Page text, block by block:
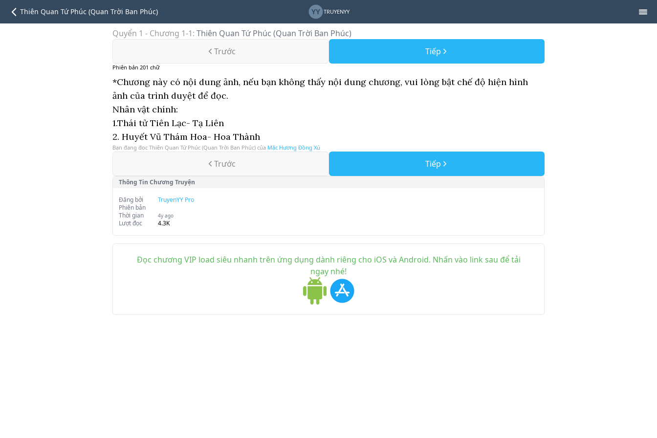
Thiên Quan Tứ Phúc (Quan Trời Ban Phúc) YY TRUYENYY
Quyển 1 - Chương 1-1: Thiên Quan Tứ Phúc (Quan Trời Ban Phúc)
Trước
Tiếp
Phiên bản 201 chữ
*Chương này có nội dung ảnh, nếu bạn không thấy nội dung chương, vui lòng bật chế độ hiện hình
ảnh của trình duyệt để đọc.
Nhân vật chính:
1.Thái tử Tiên Lạc- Tạ Liên
2. Huyết Vũ Thám Hoa- Hoa Thành
Bạn đang đọc Thiên Quan Tứ Phúc (Quan Trời Ban Phúc) của Mặc Hương Đồng Xú
Trước Tiếp
Thông Tin Chương Truyện
Đăng bởi
TruyenYY Pro
Phiên bản
Thời gian
4y ago
Lượt đọc 4.3K
Đọc chương VIP load siêu nhanh trên ứng dụng dành riêng cho iOS và Android. Nhấn vào link sau để tải
ngay nhé!